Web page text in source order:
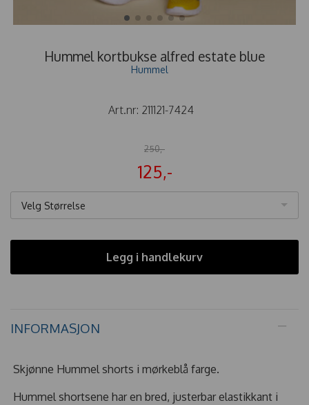
Hummel kortbukse alfred estate blue
Hummel
Art.nr: 211121-7424
250,-
125,-
Velg Størrelse
Legg i handlekurv
INFORMASJON
Skjønne Hummel shorts i mørkeblå farge.
Hummel shortsene har en bred, justerbar elastikkant i